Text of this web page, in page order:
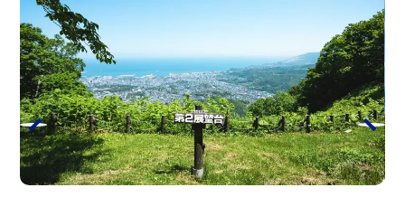
동기
출발 장소 성인
오타루 발착 2,450엔 1,220엔